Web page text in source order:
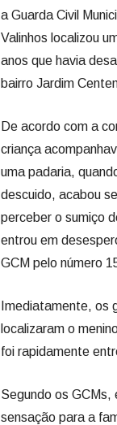
a Guarda Civil
Valinhos localizou
anos que havia
bairro Jardim
De acordo com a
criança
uma padaria,
descuido, acabou
perceber o sumiço
entrou em
GCM pelo número
Imediatamente, os
localizaram o
foi rapidamente
Segundo os
sensação para a